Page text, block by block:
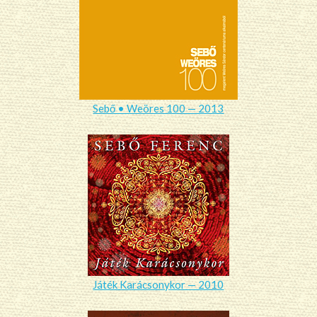
Sebő • Weöres 100 — 2013
Játék Karácsonykor — 2010